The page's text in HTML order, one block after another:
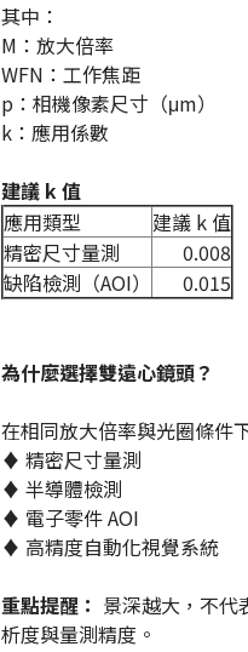
其中：
M：放大倍率
WFN：工作焦距
p：相機像素尺寸（μm）
k：應用係數
建議 k 值
應用類型
建議 k 值
精密尺寸量測
0.008
缺陷檢測（AOI）
0.015
為什麼選擇雙遠心鏡頭？
在相同放大倍率與光圈條件
♦ 精密尺寸量測
♦ 半導體檢測
♦ 電子零件 AOI
♦ 高精度自動化視覺系統
重點提醒： 景深越大，不代
析度與量測精度。